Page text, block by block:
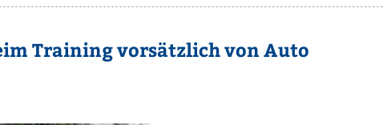
Training vorsätzlich von Auto